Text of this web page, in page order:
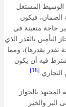
الوسيط المستغل
الضمان، فيكون
حاجة متعينة في
التأمين بالقدر الذي
تقدر بقدرها)، ومما
فيه أن يكون
[18]
بالجواز
البر والخير